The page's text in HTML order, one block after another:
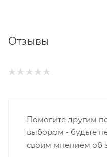
Отзывы
Помогите другим
выбором - будьте
своим мнением об